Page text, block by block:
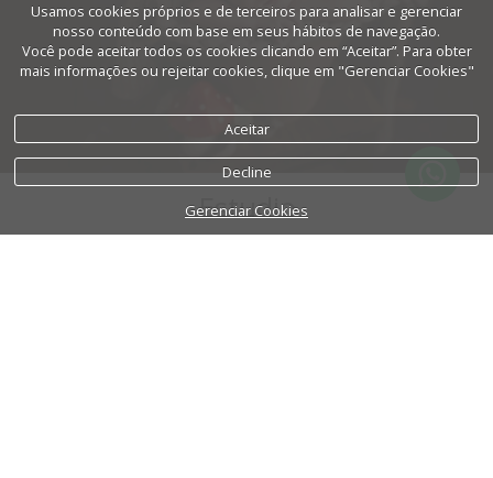
Estudio
Usamos cookies próprios e de terceiros para analisar e gerenciar
nosso conteúdo com base em seus hábitos de navegação.
Você pode aceitar todos os cookies clicando em “Aceitar”. Para obter
mais informações ou rejeitar cookies, clique em "Gerenciar Cookies"
Aceitar
Decline
Gerenciar Cookies